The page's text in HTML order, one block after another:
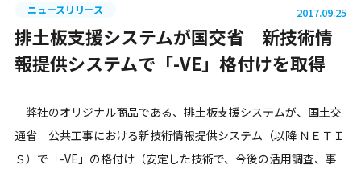
北海道 関東
中部 関西 中国・四国
ニュースリリース 2017.09.25
排土板支援システムが国交省 新技術情
報提供システムで「-VE」格付けを取得
弊社のオリジナル商品である、排土板支援システムが、国土交
通省 公共工事における新技術情報提供システム（以降 ＮＥＴＩ
Ｓ）で「-VE」の格付け（安定した技術で、今後の活用調査、事